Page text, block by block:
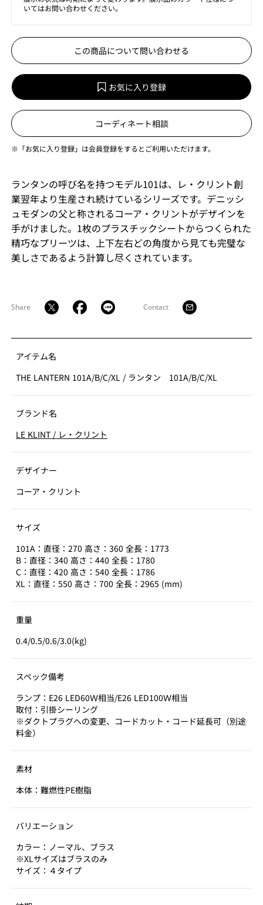
いてはお問い合わせください。
この商品について問い合わせる
お気に入り登録
コーディネート相談
※「お気に入り登録」は会員登録をするとご利用いただけます。
ランタンの呼び名を持つモデル101は、レ・クリント創
業翌年より生産され続けているシリーズです。デニッシ
ュモダンの父と称されるコーア・クリントがデザインを
手がけました。1枚のプラスチックシートからつくられた
精巧なプリーツは、上下左右どの角度から見ても完璧な
美しさであるよう計算し尽くされています。
Share Contact
アイテム名
THE LANTERN 101A/B/C/XL / ランタン 101A/B/C/XL
ブランド名
LE KLINT / レ・クリント
デザイナー
コーア・クリント
サイズ
101A：直径：270 高さ：360 全長：1773
B：直径：340 高さ：440 全長：1780
C：直径：420 高さ：540 全長：1786
XL：直径：550 高さ：700 全長：2965 (mm)
重量
0.4/0.5/0.6/3.0(kg)
スペック備考
ランプ：E26 LED60Ｗ相当/E26 LED100Ｗ相当
取付：引掛シーリング
※ダクトプラグへの変更、コードカット・コード延長可（別途
料金）
素材
本体：難燃性PE樹脂
バリエーション
カラー：ノーマル、ブラス
※XLサイズはブラスのみ
サイズ：４タイプ